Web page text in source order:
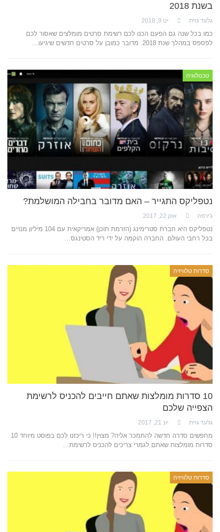
בשנת 2018
גלעד גזית ינו 9, 2018
כמו בכל שנה גם הפעם הכנו לכם רשימת סרטים מומלצים שאסור לכם
לפספס במהלך שנת 2018. מדובר כמובן על סרטים חדשים שיגיעו…
טכנולוגיה
נטפליקס התגייר – האם מדובר בחבילה המושלמת?
ג'ירפה אוק 22, 2017
נטפליקס היא חברת סטרימינג (הזרמת תוכן) אמריקאית עם 104 מיליון מנויים
בכל רחבי העולם. החברה הוקמה על ידי ריד הסטינגס…
סדרות טלוויזיה
10 סדרות מומלצות שאתם חייבים להכניס לרשימת
הצפייה שלכם
גלעד גזית יונ 21, 2017
מחפשים סדרה חדשה להתמכר אליה? מצוין!! כי ריכזנו לכם בפוסט מיוחד 10
סדרות מומלצות שאתם לגמרי צריכים להכניס לרשימת…
סדרות טלוויזיה